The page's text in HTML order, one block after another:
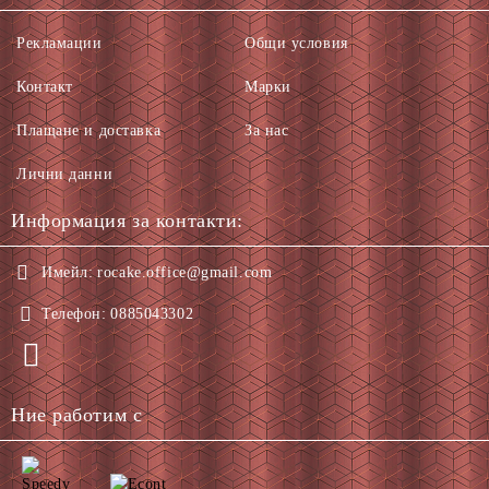
Рекламации
Контакт
Плащане и доставка
Лични данни
Общи условия
Марки
За нас
Информация за контакти:
Имейл: rocake.office@gmail.com
Телефон: 0885043302
Ние работим с